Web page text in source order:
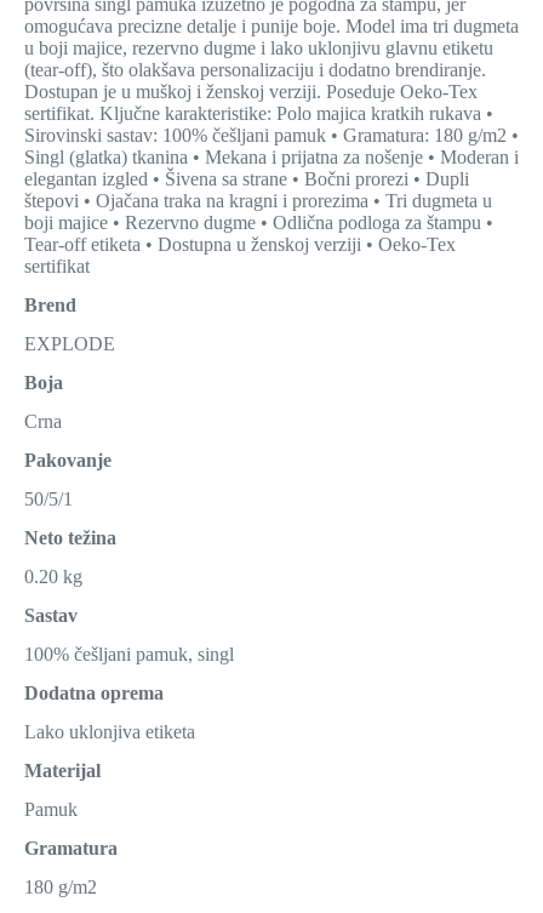
površina singl pamuka izuzetno je pogodna za štampu, jer
omogućava precizne detalje i punije boje. Model ima tri dugmeta
u boji majice, rezervno dugme i lako uklonjivu glavnu etiketu
(tear-off), što olakšava personalizaciju i dodatno brendiranje.
Dostupan je u muškoj i ženskoj verziji. Poseduje Oeko-Tex
sertifikat. Ključne karakteristike: Polo majica kratkih rukava •
Sirovinski sastav: 100% češljani pamuk • Gramatura: 180 g/m2 •
Singl (glatka) tkanina • Mekana i prijatna za nošenje • Moderan i
elegantan izgled • Šivena sa strane • Bočni prorezi • Dupli
štepovi • Ojačana traka na kragni i prorezima • Tri dugmeta u
boji majice • Rezervno dugme • Odlična podloga za štampu •
Tear-off etiketa • Dostupna u ženskoj verziji • Oeko-Tex
sertifikat
Brend
EXPLODE
Boja
Crna
Pakovanje
50/5/1
Neto težina
0.20 kg
Sastav
100% češljani pamuk, singl
Dodatna oprema
Lako uklonjiva etiketa
Materijal
Pamuk
Gramatura
180 g/m2